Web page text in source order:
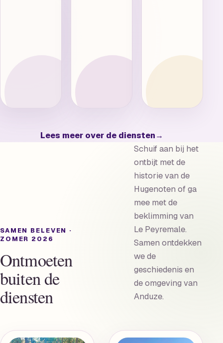
Nederlands
Lees meer over de diensten→
SAMEN BELEVEN ·
ZOMER 2026
Ontmoeten
buiten de
diensten
Schuif aan bij het
ontbijt met de
historie van de
Hugenoten of ga
mee met de
beklimming van
Le Peyremale.
Samen ontdekken
we de
geschiedenis en
de omgeving van
Anduze.